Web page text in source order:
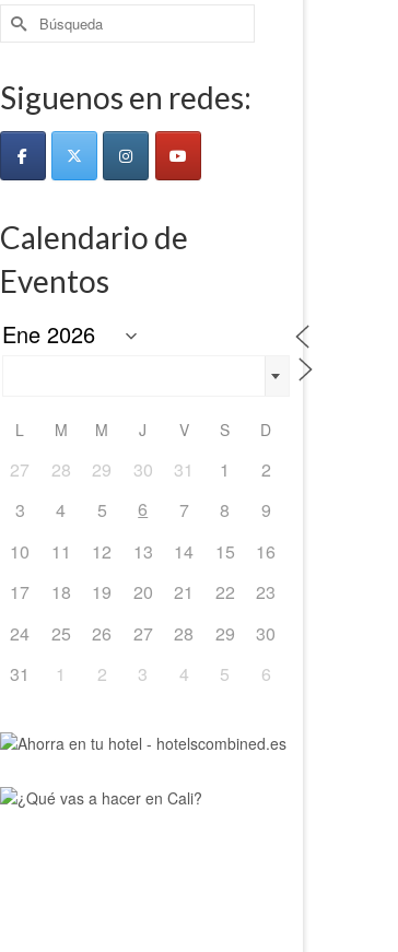
Buscar
por:
Siguenos en redes:
Calendario de
Eventos
L M M J V S D
27 28 29 30 31 1
2
3
4 5 6 7 8
9
10
11 12 13 14 15
16
17
18 19 20 21 22
23
24
25 26 27 28 29
30
31
1 2 3 4 5 6